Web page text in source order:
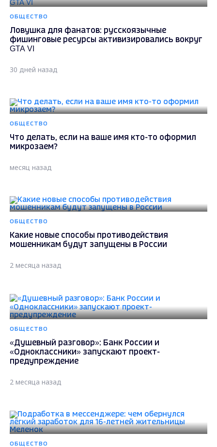
ОБЩЕСТВО
Ловушка для фанатов: русскоязычные
фишинговые ресурсы активизировались вокруг
GTA VI
30 дней назад
ОБЩЕСТВО
Что делать, если на ваше имя кто-то оформил
микрозаем?
месяц назад
ОБЩЕСТВО
Какие новые способы противодействия
мошенникам будут запущены в России
2 месяца назад
ОБЩЕСТВО
«Душевный разговор»: Банк России и
«Одноклассники» запускают проект-
предупреждение
2 месяца назад
ОБЩЕСТВО